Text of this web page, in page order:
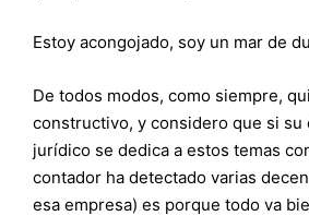
Estoy acongojado, soy un mar de
De todos modos, como siempre,
constructivo, y considero que si su
jurídico se dedica a estos temas
contador ha detectado varias
esa empresa) es porque todo va